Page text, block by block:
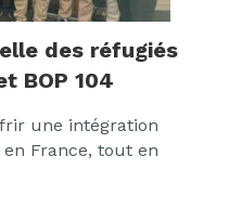
des réfugiés
BOP 104
une intégration
France, tout en